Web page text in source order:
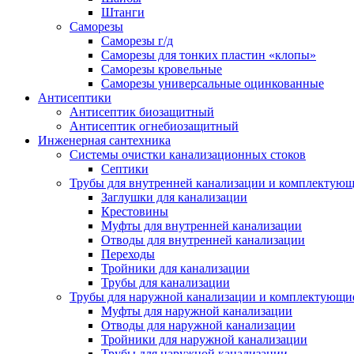
Штанги
Саморезы
Саморезы г/д
Саморезы для тонких пластин «клопы»
Саморезы кровельные
Саморезы универсальные оцинкованные
Антисептики
Антисептик биозащитный
Антисептик огнебиозащитный
Инженерная сантехника
Системы очистки канализационных стоков
Септики
Трубы для внутренней канализации и
Заглушки для канализации
Крестовины
Муфты для внутренней канализации
Отводы для внутренней канализации
Переходы
Тройники для канализации
Трубы для канализации
Трубы для наружной канализации и
Муфты для наружной канализации
Отводы для наружной канализации
Тройники для наружной канализации